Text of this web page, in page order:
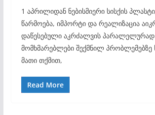
1 აპრილიდან ნებისმიერი სისქის
წარმოება, იმპორტი და რეალიზაცია
დაწესებული აკრძალვის პარალელურად
მომხმარებლები შექმნილ პრობლემებზე
მათი თქმით,
Read More